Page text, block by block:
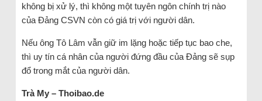
không bị xử lý, thì không một tuyên ngôn chính trị nào
của Đảng CSVN còn có giá trị với người dân.
Nếu ông Tô Lâm vẫn giữ im lặng hoặc tiếp tục bao che,
thì uy tín cá nhân của người đứng đầu của Đảng sẽ sụp
đổ trong mắt của người dân.
Trà My – Thoibao.de